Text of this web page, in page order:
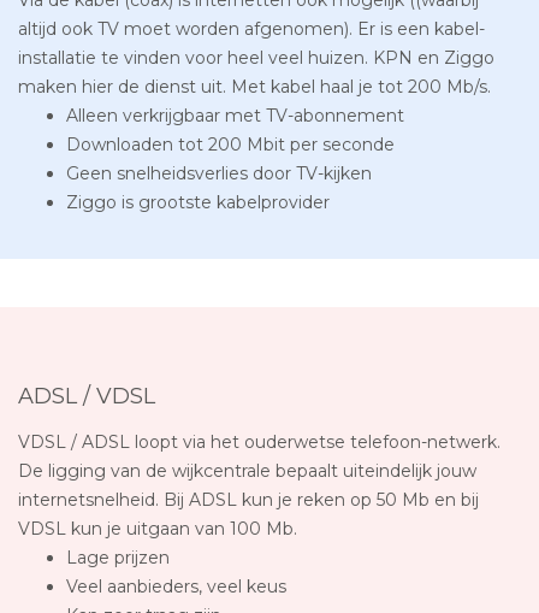
altijd ook TV moet worden afgenomen). Er is een kabel-
installatie te vinden voor heel veel huizen. KPN en Ziggo
maken hier de dienst uit. Met kabel haal je tot 200 Mb/s.
Alleen verkrijgbaar met TV-abonnement
Downloaden tot 200 Mbit per seconde
Geen snelheidsverlies door TV-kijken
Ziggo is grootste kabelprovider
ADSL / VDSL
VDSL / ADSL loopt via het ouderwetse telefoon-netwerk.
De ligging van de wijkcentrale bepaalt uiteindelijk jouw
internetsnelheid. Bij ADSL kun je reken op 50 Mb en bij
VDSL kun je uitgaan van 100 Mb.
Lage prijzen
Veel aanbieders, veel keus